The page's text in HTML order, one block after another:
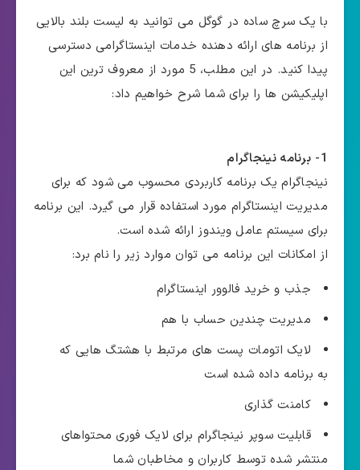
با یک سرچ ساده در گوگل می توانید به لیست بلند بالایی
از برنامه های ارائه دهنده خدمات اینستاگرامی دسترسی
پیدا کنید. در این مطلب، 5 مورد از معروف ترین این
اپلیکیشن ها را برای شما شرح خواهیم داد:
1- برنامه نینجاگرام
نینجاگرام یک برنامه کاربردی محسوب می شود که برای
مدیریت اینستاگرام مورد استفاده قرار می گیرد. این برنامه
برای سیستم عامل ویندوز ارائه شده است.
از امکانات این برنامه می توان موارد زیر را نام برد:
جذب و خرید فالوور اینستاگرام
مدیریت چندین حساب با هم
لایک اتومات پست های مرتبط با هشتگ هایی که
به برنامه داده شده است
کامنت گذاری
قابلیت سوپر نینجاگرام برای لایک فوری محتواهای
منتشر شده توسط کاربران و مخاطبان شما